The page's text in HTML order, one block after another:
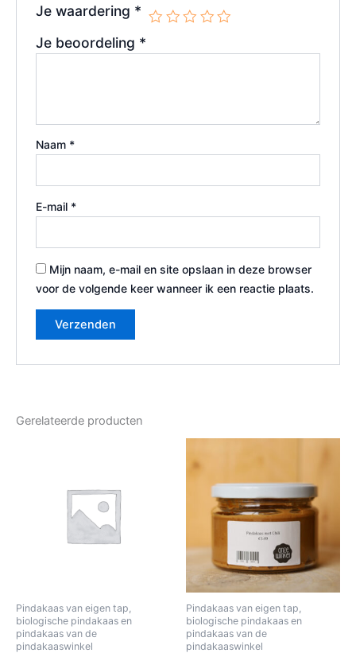
Je waardering *
Je beoordeling *
Naam *
E-mail *
Mijn naam, e-mail en site opslaan in deze browser
voor de volgende keer wanneer ik een reactie plaats.
Gerelateerde producten
Pindakaas van eigen tap,
biologische pindakaas en
pindakaas van de
pindakaaswinkel
Pindakaas van eigen tap,
biologische pindakaas en
pindakaas van de
pindakaaswinkel